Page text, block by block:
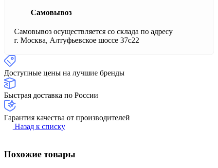
Самовывоз
Самовывоз осуществляется со склада по адресу
г. Москва, Алтуфьевское шоссе 37с22
Доступные цены на лучшие бренды
Быстрая доставка по России
Гарантия качества от производителей
Назад к списку
Похожие товары